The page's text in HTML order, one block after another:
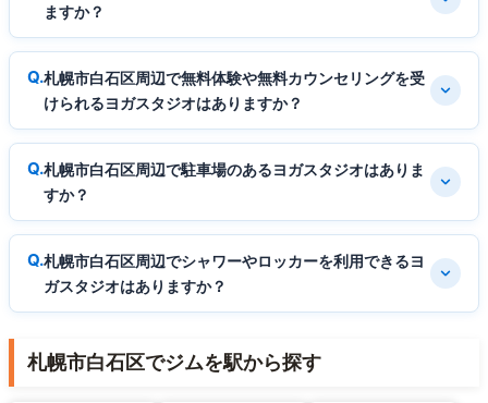
ますか？
札幌市白石区周辺で無料体験や無料カウンセリングを受
けられるヨガスタジオはありますか？
札幌市白石区周辺で駐車場のあるヨガスタジオはありま
すか？
札幌市白石区周辺でシャワーやロッカーを利用できるヨ
ガスタジオはありますか？
札幌市白石区でジムを駅から探す